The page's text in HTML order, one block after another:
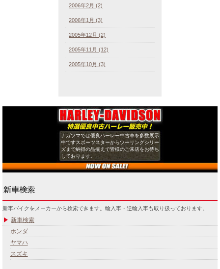
2006年2月 (2)
2006年1月 (3)
2005年12月 (2)
2005年11月 (12)
2005年10月 (3)
ナガツマでは優良ハーレー中古車を多数展示
中ですスポーツスターからツーリングシリー
ズまで納得の品揃えで皆様のご来店をお待ち
しております。
新車バイクをメーカーから検索できます。輸入車・逆輸入車も取り扱っております。
新車検索
ホンダ
ヤマハ
スズキ